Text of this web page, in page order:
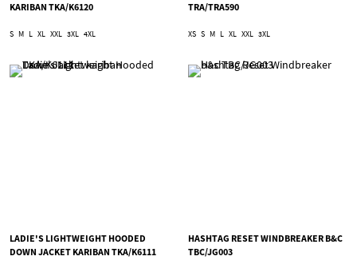
KARIBAN TKA/K6120
S M L XL XXL 3XL 4XL
TRA/TRA590
XS S M L XL XXL 3XL
LADIE'S LIGHTWEIGHT HOODED
DOWN JACKET KARIBAN TKA/K6111
HASHTAG RESET WINDBREAKER B&C
TBC/JG003